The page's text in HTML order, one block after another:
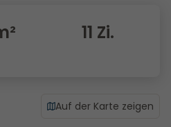
11 Zi.
Auf der Karte zeigen